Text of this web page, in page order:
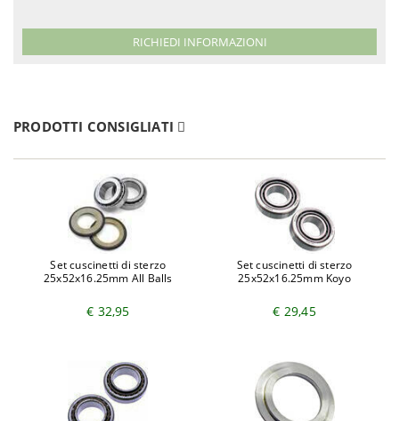
RICHIEDI INFORMAZIONI
PRODOTTI CONSIGLIATI
Set cuscinetti di sterzo
25x52x16.25mm All Balls
€ 32,95
Set cuscinetti di sterzo
25x52x16.25mm Koyo
€ 29,45